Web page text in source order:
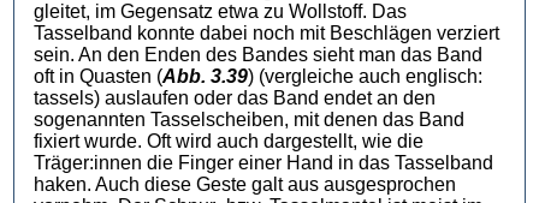
gleitet, im Gegensatz etwa zu Wollstoff. Das
Tasselband konnte dabei noch mit Beschlägen verziert
sein. An den Enden des Bandes sieht man das Band
oft in Quasten (Abb. 3.39) (vergleiche auch englisch:
tassels) auslaufen oder das Band endet an den
sogenannten Tasselscheiben, mit denen das Band
fixiert wurde. Oft wird auch dargestellt, wie die
Träger:innen die Finger einer Hand in das Tasselband
haken. Auch diese Geste galt aus ausgesprochen